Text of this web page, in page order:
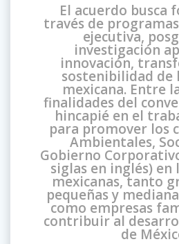
El acuerdo busca
través de
ejecutiva,
investigación
innovación,
sostenibilidad de
mexicana. Entre
finalidades del
hincapié en el
para promover los
Ambientales,
Gobierno
siglas en inglés) en
mexicanas, tanto
pequeñas y
como empresas
contribuir al
de